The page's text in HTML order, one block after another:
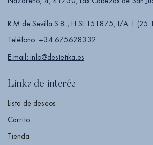
R.M de Sevilla S 8 , H SE151875, I/A 1
Teléfono: +34 675628332
E-mail: info@destetika.es
Links de interés
Lista de deseos
Carrito
Tienda